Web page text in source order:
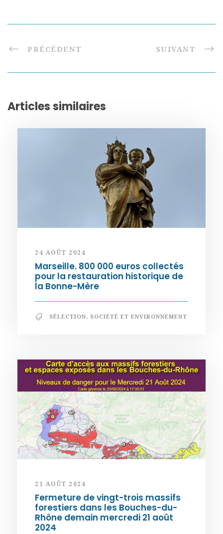
PRÉCÉDENT SUIVANT
Articles similaires
24 AOÛT 2024
Marseille. 800 000 euros collectés
pour la restauration historique de
la Bonne-Mère
SÉLECTION, SOCIÉTÉ ET ENVIRONNEMENT
21 AOÛT 2024
Fermeture de vingt-trois massifs
forestiers dans les Bouches-du-
Rhône demain mercredi 21 août
2024